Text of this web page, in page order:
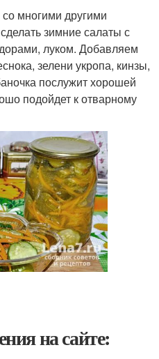
многими другими
зимние салаты с
луком. Добавляем
зелени укропа, кинзы,
послужит хорошей
подойдет к отварному
на сайте: